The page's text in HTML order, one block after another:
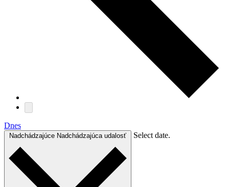
Dnes
Nadchádzajúce Nadchádzajúca udalosť Select date.